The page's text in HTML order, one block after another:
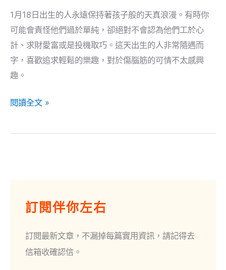
1月18日出生的人永遠保持著孩子般的天真浪漫。有時你
可能會責怪他們過於單純，卻絕對不會認為他們工於心
計、求財愛富或是投機取巧。這天出生的人非常隨遇而
字，喜歡追求輕鬆的樂趣，對於傷腦筋的可情不太感興
趣。
閱讀全文 »
訂閱伴你左右
訂閱最新文章，不漏掉每篇實用資訊，請記得去
信箱收確認信。
子
件
地